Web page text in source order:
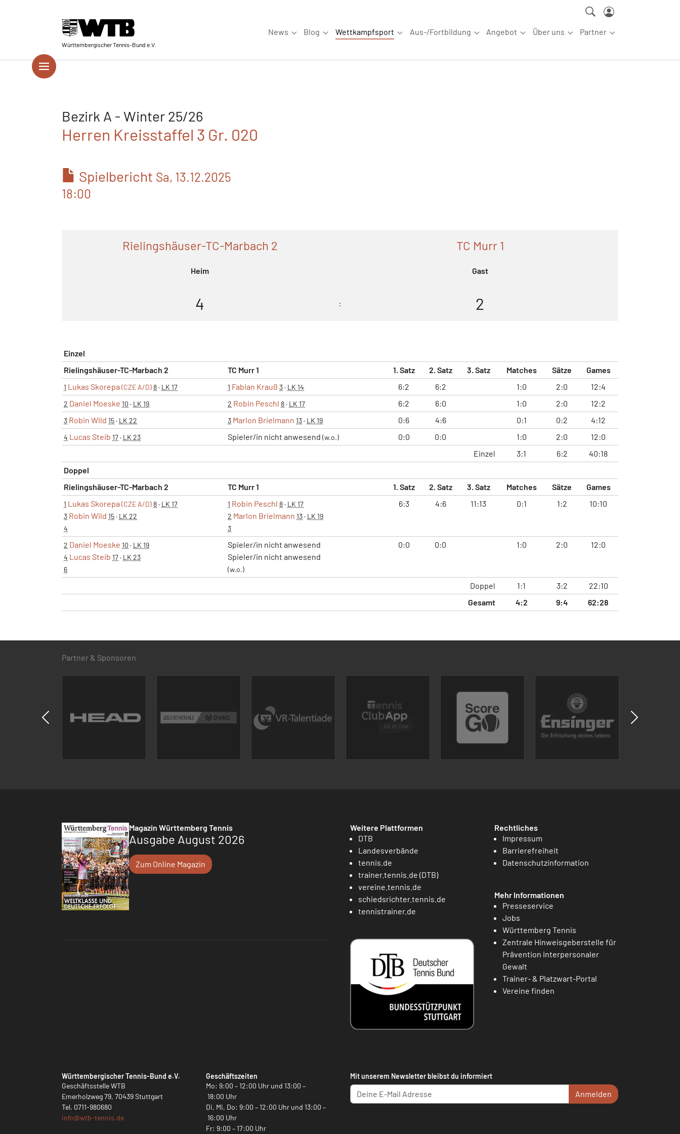
Württembergischer Tennis-Bund e.V.
News
Submenu for "News"
Blog
Submenu for "Blog"
Wettkampfsport
Submenu for "Wettkampfsport"
Aus-/Fortbildung
Submenu for "Aus-/Fortbildung"
Angebot
Submenu for "Angebot"
Über uns
Submenu for "Über uns"
Partner
Submenu for
Bezirk A - Winter 25/26
Herren Kreisstaffel 3 Gr. 020
Spielbericht Sa, 13.12.2025
18:00
Rielingshäuser-TC-Marbach 2
Heim
TC Murr 1
Gast
4 : 2
Einzel
Rielingshäuser-TC-Marbach 2
TC Murr 1 1. Satz 2. Satz 3. Satz Matches Sätze Games
1 Lukas Skorepa (CZE A/D)8· LK 17 1 Fabian Krauß 3· LK 14 6:2 6:2 1:0 2:0 12:4
2 Daniel Moeske 10 · LK 19 2 Robin Peschl 8· LK 17 6:2 6:0 1:0 2:0 12:2
3 Robin Wild 15· LK 22 3 Marlon Brielmann 13· LK 19 0:6 4:6 0:1 0:2 4:12
4 Lucas Steib 17· LK 23 Spieler/in nicht anwesend (w.o.) 0:0 0:0 1:0 2:0
12:0
Einzel
3:1 6:2
40:18
Doppel
Rielingshäuser-TC-Marbach 2
TC Murr 1 1. Satz 2. Satz 3. Satz Matches Sätze Games
1 Lukas Skorepa (CZE A/D)8· LK 17
3 Robin Wild 15· LK 22
4
1 Robin Peschl 8· LK 17
2 Marlon Brielmann 13· LK 19
3
6:3 4:6 11:13 0:1 1:2 10:10
2 Daniel Moeske 10 · LK 19
4 Lucas Steib 17· LK 23
6
Spieler/in nicht anwesend
Spieler/in nicht anwesend
(w.o.)
0:0 0:0 1:0 2:0 12:0
Doppel 1:1 3:2
22:10
Gesamt
4:2 9:4 62:28
Partner & Sponsoren
Magazin Württemberg Tennis
Ausgabe August 2026
Zum Online Magazin
Weitere Plattformen
DTB
Landesverbände
tennis.de
trainer.tennis.de (DTB)
vereine.tennis.de
schiedsrichter.tennis.de
tennistrainer.de
Rechtliches
Impressum
Barrierefreiheit
Datenschutzinformation
Mehr Informationen
Presseservice
Jobs
Württemberg Tennis
Zentrale Hinweisgeberstelle für
Prävention interpersonaler
Gewalt
Trainer- & Platzwart-Portal
Vereine finden
Württembergischer Tennis-Bund e.V.
Geschäftsstelle WTB
Emerholzweg 79, 70439 Stuttgart
Tel. 0711-980680
info@wtb-tennis.de
Geschäftszeiten
Mo: 9:00 – 12:00 Uhr und 13:00 –
18:00 Uhr
Di, Mi, Do: 9:00 – 12:00 Uhr und 13:00 –
16:00 Uhr
Fr: 9:00 – 17:00 Uhr
Mit unserem Newsletter bleibst du informiert
Anmelden